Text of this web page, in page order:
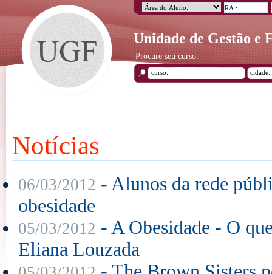
Unidade de Gestão e
Procure seu curso:
Notícias
06/03/2012 - Alunos da rede
obesidade
05/03/2012 - A Obesidade - O
Eliana Louzada